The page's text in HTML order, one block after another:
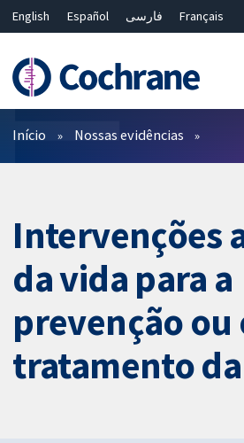
English Español فارسی
Français
Bahasa Malaysia
ไทย 繁體中文
Filtros
Início Nossas evidências
Intervenções
da vida para a
prevenção ou
tratamento